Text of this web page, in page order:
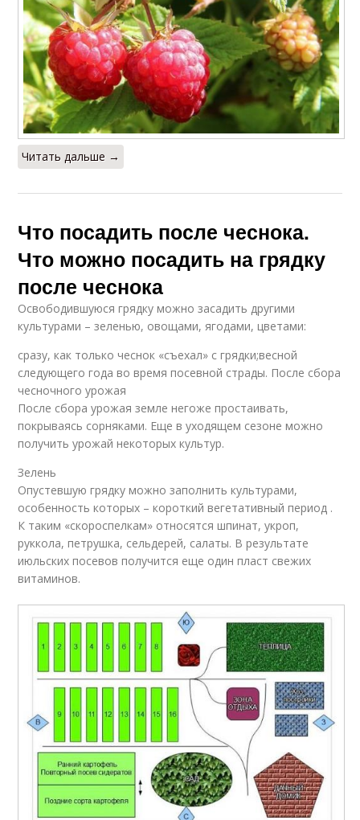
Читать дальше →
Что посадить после чеснока.
Что можно посадить на грядку
после чеснока
Освободившуюся грядку можно засадить другими
культурами – зеленью, овощами, ягодами, цветами:
сразу, как только чеснок «съехал» с грядки;весной
следующего года во время посевной страды.‍ После сбора
чесночного урожая
После сбора урожая земле негоже простаивать,
покрываясь сорняками. Еще в уходящем сезоне можно
получить урожай некоторых культур.
Зелень
Опустевшую грядку можно заполнить культурами,
особенность которых – короткий вегетативный период .
К таким «скороспелкам» относятся шпинат, укроп,
руккола, петрушка, сельдерей, салаты. В результате
июльских посевов получится еще один пласт свежих
витаминов.